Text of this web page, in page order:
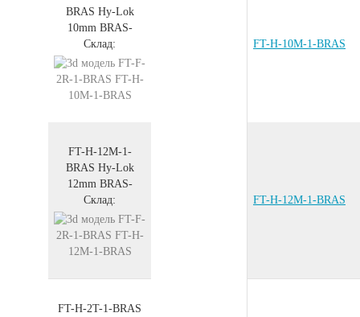
BRAS Hy-Lok
10mmBRAS-
Склад:
FT-H-10M-1-BRAS
FT-H-12M-1-
BRAS Hy-Lok
12mmBRAS-
Склад:
FT-H-12M-1-BRAS
FT-H-2T-1-BRAS